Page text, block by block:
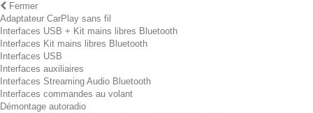
Fermer
Adaptateur CarPlay sans fil
Interfaces USB + Kit mains libres Bluetooth
Interfaces Kit mains libres Bluetooth
Interfaces USB
Interfaces auxiliaires
Interfaces Streaming Audio Bluetooth
Interfaces commandes au volant
Démontage autoradio